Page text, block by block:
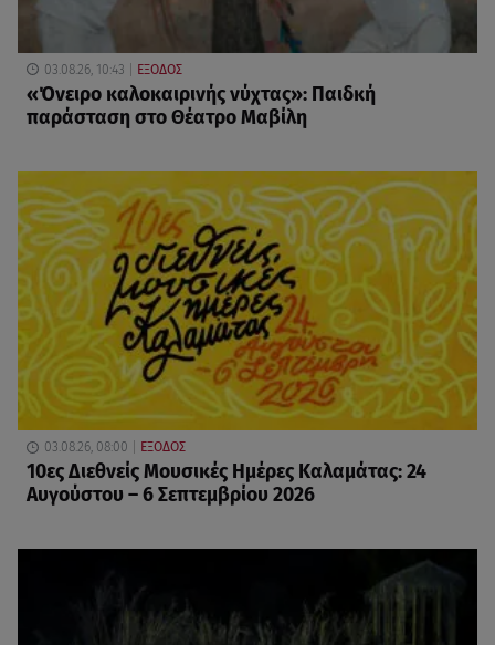
03.08.26, 10:43 ΕΞΟΔΟΣ
«Όνειρο καλοκαιρινής νύχτας»: Παιδκή
παράσταση στο Θέατρο Μαβίλη
03.08.26, 08:00 ΕΞΟΔΟΣ
10ες Διεθνείς Μουσικές Ημέρες Καλαμάτας: 24
Αυγούστου – 6 Σεπτεμβρίου 2026